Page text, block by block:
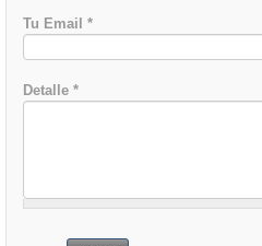
Tu Email *
Detalle *